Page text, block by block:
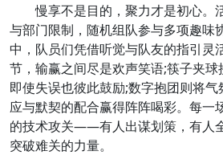
慢享不是目的，聚力才是初心。
与部门限制，随机组队参与多项趣味
中，队员们凭借听觉与队友的指引灵
节，输赢之间尽是欢声笑语;筷子夹球
即使失误也彼此鼓励;数字抱团则将
应与默契的配合赢得阵阵喝彩。每一
的技术攻关——有人出谋划策，有人
突破难关的力量。